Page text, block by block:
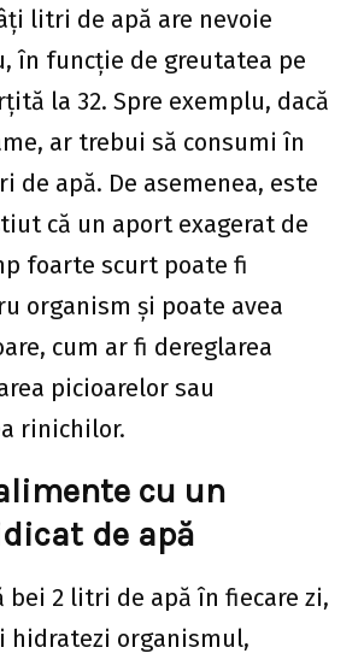
litri de apă are nevoie
în funcție de greutatea pe
la 32. Spre exemplu, dacă
ar trebui să consumi în
de apă. De asemenea, este
că un aport exagerat de
foarte scurt poate fi
organism și poate avea
cum ar fi dereglarea
picioarelor sau
rinichilor.
cu un
de apă
bei 2 litri de apă în fiecare zi,
hidratezi organismul,